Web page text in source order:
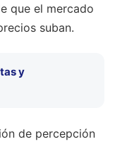
que el mercado
suban.
y
de percepción